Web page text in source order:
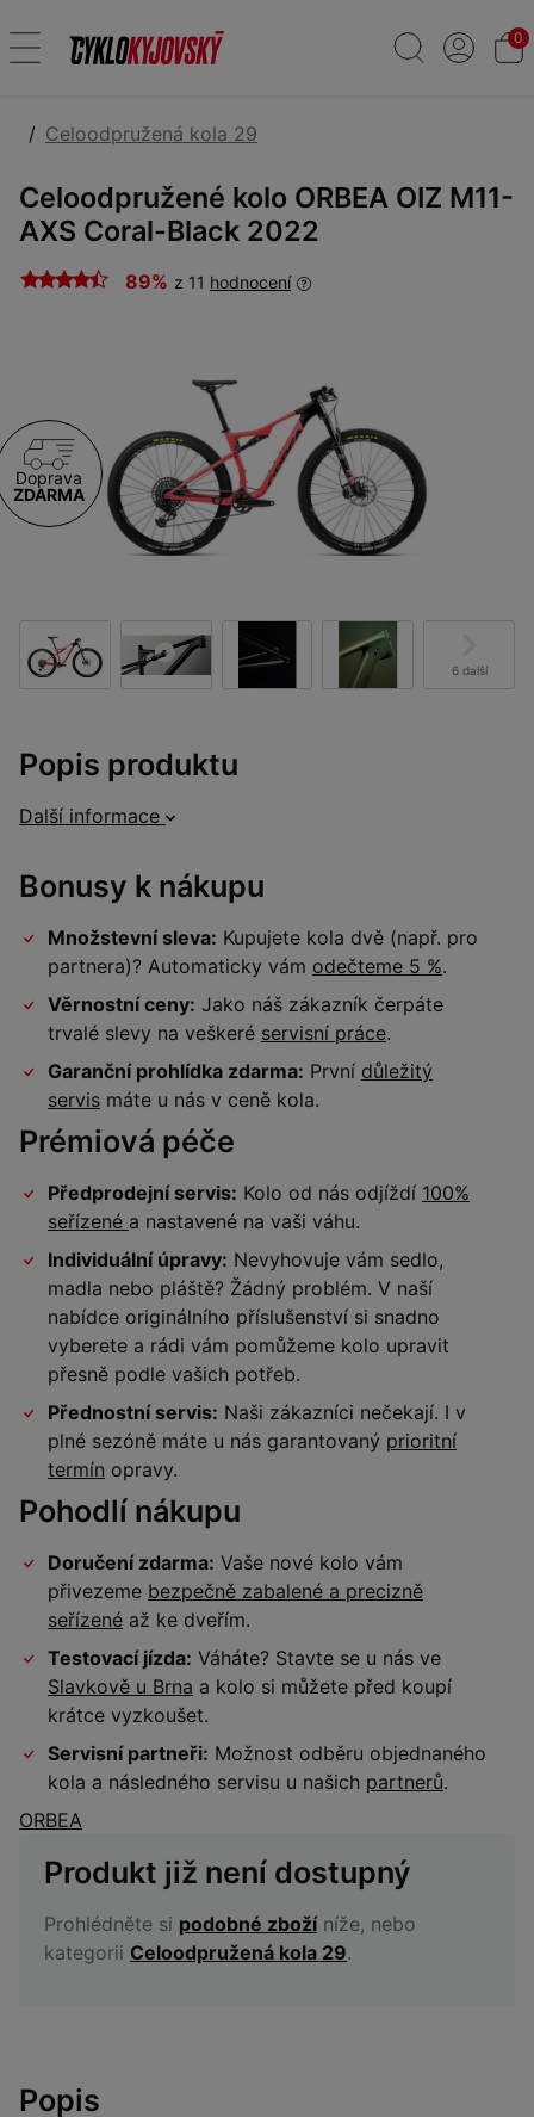
0
Celoodpružená kola 29
Celoodpružené kolo ORBEA OIZ M11-
AXS Coral-Black 2022
89% z 11 hodnocení
Doprava
ZDARMA
6 další
Popis produktu
Další informace
Bonusy k nákupu
Množstevní sleva: Kupujete kola dvě (např. pro
partnera)? Automaticky vám odečteme 5 %.
Věrnostní ceny: Jako náš zákazník čerpáte
trvalé slevy na veškeré servisní práce.
Garanční prohlídka zdarma: První důležitý
servis máte u nás v ceně kola.
Prémiová péče
Předprodejní servis: Kolo od nás odjíždí 100%
seřízené a nastavené na vaši váhu.
Individuální úpravy: Nevyhovuje vám sedlo,
madla nebo pláště? Žádný problém. V naší
nabídce originálního příslušenství si snadno
vyberete a rádi vám pomůžeme kolo upravit
přesně podle vašich potřeb.
Přednostní servis: Naši zákazníci nečekají. I v
plné sezóně máte u nás garantovaný prioritní
termín opravy.
Pohodlí nákupu
Doručení zdarma: Vaše nové kolo vám
přivezeme bezpečně zabalené a precizně
seřízené až ke dveřím.
Testovací jízda: Váháte? Stavte se u nás ve
Slavkově u Brna a kolo si můžete před koupí
krátce vyzkoušet.
Servisní partneři: Možnost odběru objednaného
kola a následného servisu u našich partnerů.
ORBEA
Produkt již není dostupný
Prohlédněte si podobné zbožíníže, nebo
kategorii Celoodpružená kola 29.
Popis